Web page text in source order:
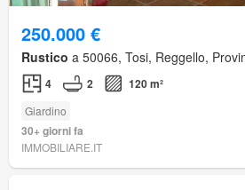
250.000 €
Rustico a 50066, Tosi, Reggello,
4 2 120 m²
Giardino
30+ giorni fa
IMMOBILIARE.IT